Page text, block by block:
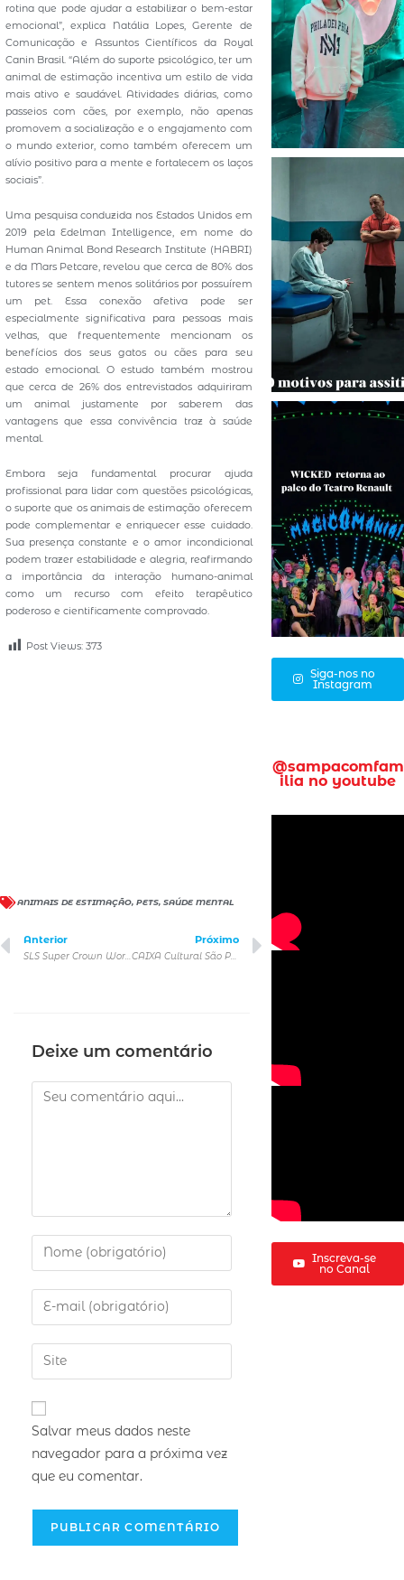
rotina que pode ajudar a estabilizar o bem-estar
emocional”, explica Natália Lopes, Gerente de
Comunicação e Assuntos Científicos da Royal
Canin Brasil. “Além do suporte psicológico, ter um
animal de estimação incentiva um estilo de vida
mais ativo e saudável. Atividades diárias, como
passeios com cães, por exemplo, não apenas
promovem a socialização e o engajamento com
o mundo exterior, como também oferecem um
alívio positivo para a mente e fortalecem os laços
sociais”.
Uma pesquisa conduzida nos Estados Unidos em
2019 pela Edelman Intelligence, em nome do
Human Animal Bond Research Institute (HABRI)
e da Mars Petcare, revelou que cerca de 80% dos
tutores se sentem menos solitários por possuírem
um pet. Essa conexão afetiva pode ser
especialmente significativa para pessoas mais
velhas, que frequentemente mencionam os
benefícios dos seus gatos ou cães para seu
estado emocional. O estudo também mostrou
que cerca de 26% dos entrevistados adquiriram
um animal justamente por saberem das
vantagens que essa convivência traz à saúde
mental.
Embora seja fundamental procurar ajuda
profissional para lidar com questões psicológicas,
o suporte que os animais de estimação oferecem
pode complementar e enriquecer esse cuidado.
Sua presença constante e o amor incondicional
podem trazer estabilidade e alegria, reafirmando
a importância da interação humano-animal
como um recurso com efeito terapêutico
poderoso e cientificamente comprovado.
Post Views: 373
ANIMAIS DE ESTIMAÇÃO, PETS, SAÚDE MENTAL
Anterior
SLS Super Crown World Championship no Ginásio do Ibirapuera
Próximo
CAIXA Cultural São Paulo – programação de setembro
Deixe um comentário
Salvar meus dados neste
navegador para a próxima vez
que eu comentar.
Siga-nos no
Instagram
@sampacomfam
ilia no youtube
Inscreva-se
no Canal